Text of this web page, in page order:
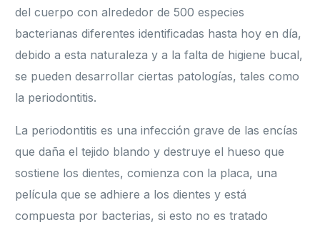
del cuerpo con alrededor de 500 especies
bacterianas diferentes identificadas hasta hoy en día,
debido a esta naturaleza y a la falta de higiene bucal,
se pueden desarrollar ciertas patologías, tales como
la periodontitis.
La periodontitis es una infección grave de las encías
que daña el tejido blando y destruye el hueso que
sostiene los dientes, comienza con la placa, una
película que se adhiere a los dientes y está
compuesta por bacterias, si esto no es tratado